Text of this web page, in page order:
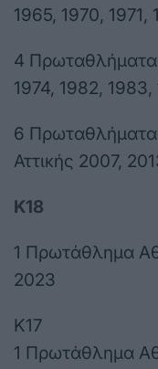
1965, 1970, 1971,
4 Πρωταθλήματα
1974, 1982, 1983,
6 Πρωταθλήματα
Αττικής 2007,
Κ18
1 Πρωτάθλημα
2023
Κ17
1 Πρωτάθλημα